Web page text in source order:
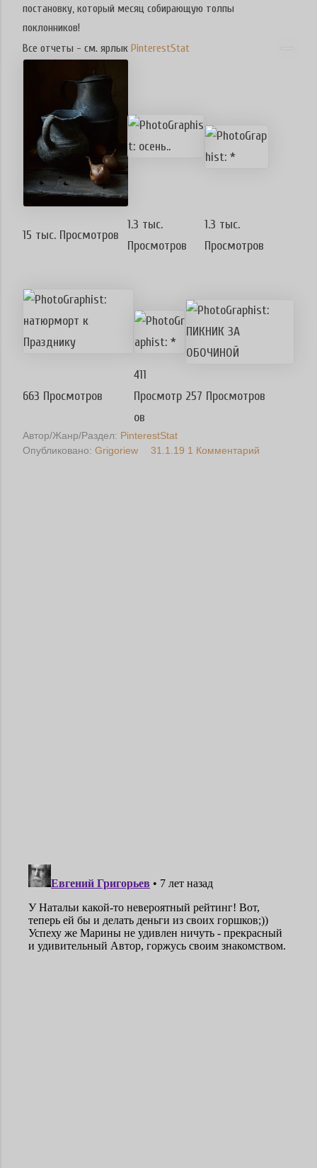
постановку, который месяц собирающую толпы
поклонников!
Все отчеты - см. ярлык PinterestStat
15 тыс. Просмотров
1.3 тыс.
Просмотров
1.3 тыс.
Просмотров
663 Просмотров
411
Просмотр
ов
257 Просмотров
Автор/Жанр/Раздел: PinterestStat
Опубликовано: Grigoriew 31.1.19 1 Комментарий